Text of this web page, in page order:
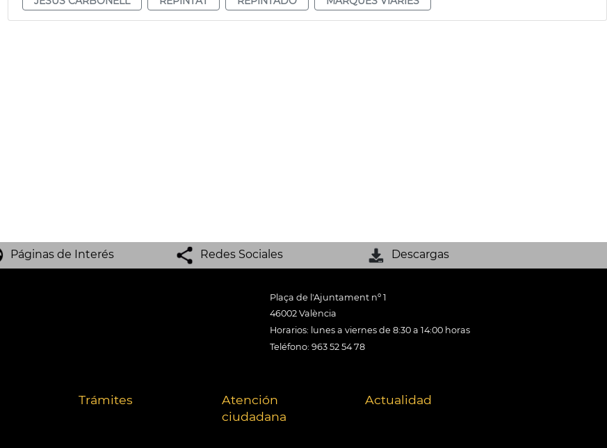
Páginas de Interés Redes Sociales Descargas
Plaça de l'Ajuntament nº 1
46002 València
Horarios: lunes a viernes de 8:30 a 14:00 horas
Teléfono: 963 52 54 78
Trámites
Atención
ciudadana
Actualidad